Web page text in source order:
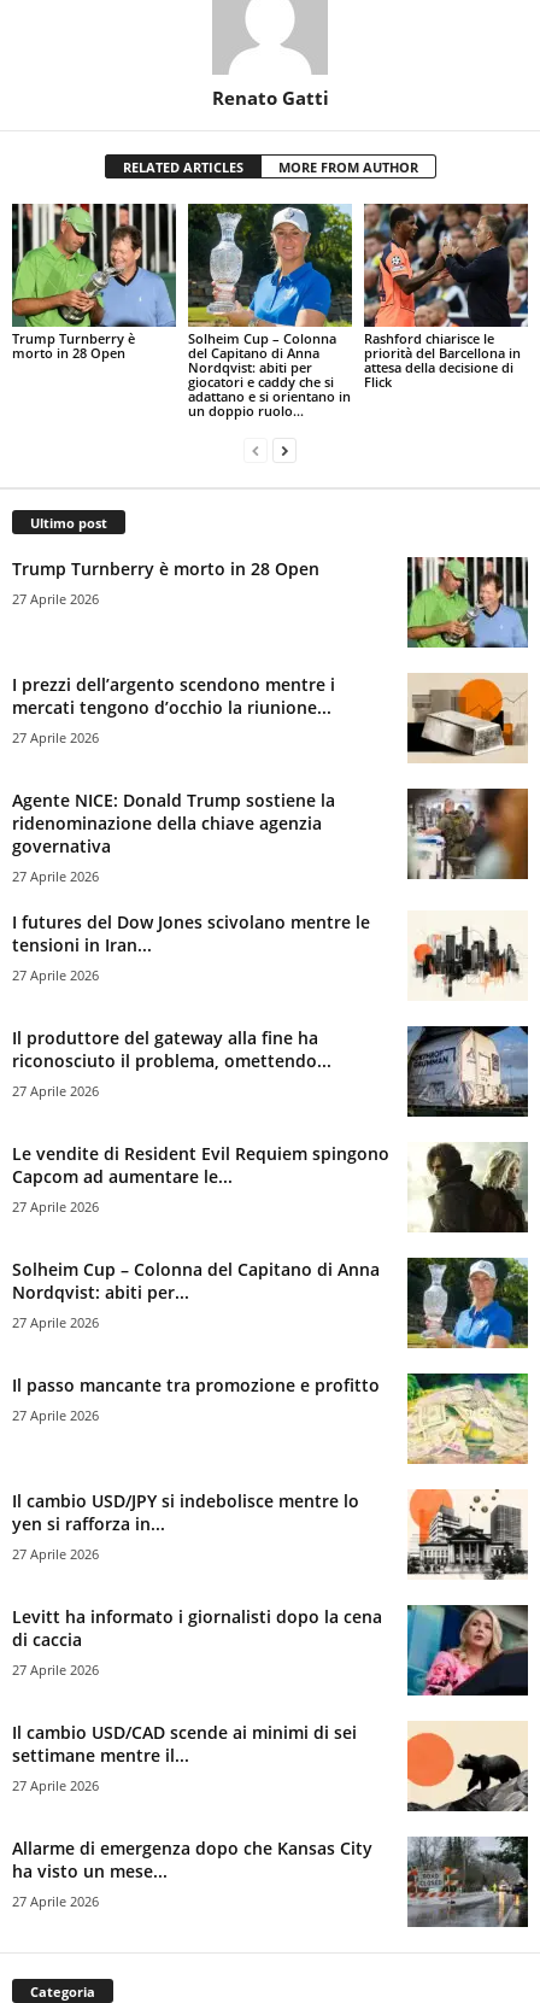
Renato Gatti
RELATED ARTICLES MORE FROM AUTHOR
Trump Turnberry è
morto in 28 Open
Solheim Cup – Colonna
del Capitano di Anna
Nordqvist: abiti per
giocatori e caddy che si
adattano e si orientano in
un doppio ruolo...
Rashford chiarisce le
priorità del Barcellona in
attesa della decisione di
Flick
Ultimo post
Trump Turnberry è morto in 28 Open
27 Aprile 2026
I prezzi dell’argento scendono mentre i
mercati tengono d’occhio la riunione...
27 Aprile 2026
Agente NICE: Donald Trump sostiene la
ridenominazione della chiave agenzia
governativa
27 Aprile 2026
I futures del Dow Jones scivolano mentre le
tensioni in Iran...
27 Aprile 2026
Il produttore del gateway alla fine ha
riconosciuto il problema, omettendo...
27 Aprile 2026
Le vendite di Resident Evil Requiem spingono
Capcom ad aumentare le...
27 Aprile 2026
Solheim Cup – Colonna del Capitano di Anna
Nordqvist: abiti per...
27 Aprile 2026
Il passo mancante tra promozione e profitto
27 Aprile 2026
Il cambio USD/JPY si indebolisce mentre lo
yen si rafforza in...
27 Aprile 2026
Levitt ha informato i giornalisti dopo la cena
di caccia
27 Aprile 2026
Il cambio USD/CAD scende ai minimi di sei
settimane mentre il...
27 Aprile 2026
Allarme di emergenza dopo che Kansas City
ha visto un mese...
27 Aprile 2026
Categoria